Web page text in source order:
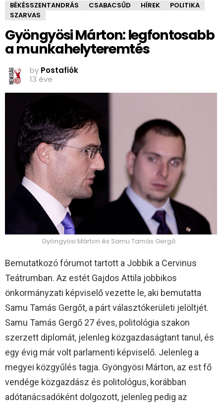
BÉKÉSSZENTANDRÁS CSABACSŰD HÍREK
POLITIKA
SZARVAS
Gyöngyösi Márton: legfontosabb
a munkahelyteremtés
by Postafiók
13 éve
Gyöngyösi Márton és Samu Tamás Gergő
Bemutatkozó fórumot tartott a Jobbik a Cervinus
Teátrumban. Az estét Gajdos Attila jobbikos
önkormányzati képviselő vezette le, aki bemutatta
Samu Tamás Gergőt, a párt választókerületi jelöltjét.
Samu Tamás Gergő 27 éves, politológia szakon
szerzett diplomát, jelenleg közgazdaságtant tanul, és
egy évig már volt parlamenti képviselő. Jelenleg a
megyei közgyűlés tagja. Gyöngyösi Márton, az est fő
vendége közgazdász és politológus, korábban
adótanácsadóként dolgozott, jelenleg pedig az